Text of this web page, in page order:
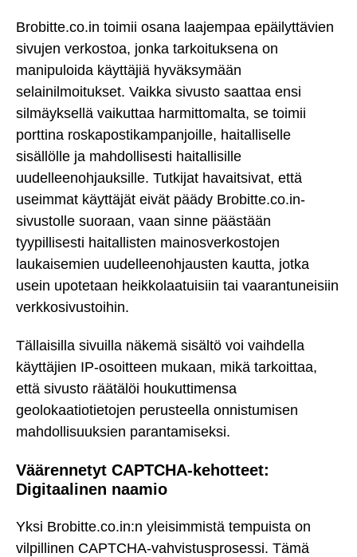
Brobitte.co.in toimii osana laajempaa epäilyttävien
sivujen verkostoa, jonka tarkoituksena on
manipuloida käyttäjiä hyväksymään
selainilmoitukset. Vaikka sivusto saattaa ensi
silmäyksellä vaikuttaa harmittomalta, se toimii
porttina roskapostikampanjoille, haitalliselle
sisällölle ja mahdollisesti haitallisille
uudelleenohjauksille. Tutkijat havaitsivat, että
useimmat käyttäjät eivät päädy Brobitte.co.in-
sivustolle suoraan, vaan sinne päästään
tyypillisesti haitallisten mainosverkostojen
laukaisemien uudelleenohjausten kautta, jotka
usein upotetaan heikkolaatuisiin tai vaarantuneisiin
verkkosivustoihin.
Tällaisilla sivuilla näkemä sisältö voi vaihdella
käyttäjien IP-osoitteen mukaan, mikä tarkoittaa,
että sivusto räätälöi houkuttimensa
geolokaatiotietojen perusteella onnistumisen
mahdollisuuksien parantamiseksi.
Väärennetyt CAPTCHA-kehotteet:
Digitaalinen naamio
Yksi Brobitte.co.in:n yleisimmistä tempuista on
vilpillinen CAPTCHA-vahvistusprosessi. Tämä